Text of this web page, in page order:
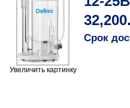
Увеличить картинку
Срок